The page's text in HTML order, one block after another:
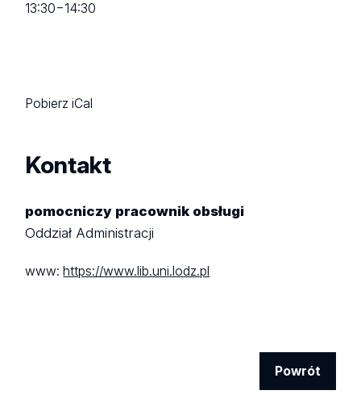
13:30−14:30
Pobierz iCal
Kontakt
pomocniczy pracownik obsługi
Oddział Administracji
www:https://www.lib.uni.lodz.pl
Powrót